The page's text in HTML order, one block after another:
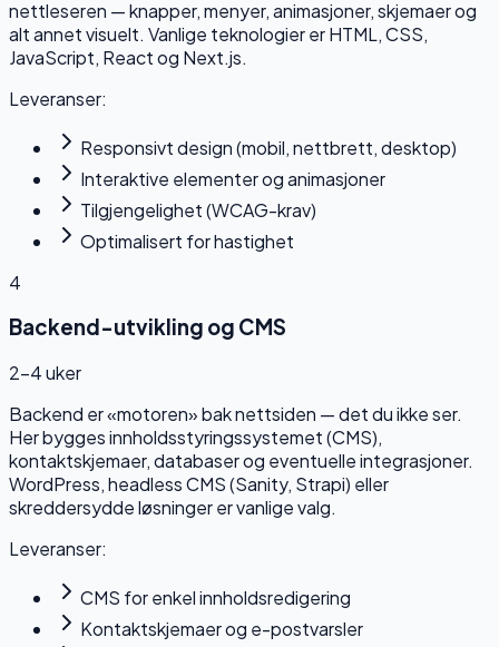
nettleseren — knapper, menyer, animasjoner, skjemaer og
alt annet visuelt. Vanlige teknologier er HTML, CSS,
JavaScript, React og Next.js.
Leveranser:
Responsivt design (mobil, nettbrett, desktop)
Interaktive elementer og animasjoner
Tilgjengelighet (WCAG-krav)
Optimalisert for hastighet
4
Backend-utvikling og CMS
2–4 uker
Backend er «motoren» bak nettsiden — det du ikke ser.
Her bygges innholdsstyringssystemet (CMS),
kontaktskjemaer, databaser og eventuelle integrasjoner.
WordPress, headless CMS (Sanity, Strapi) eller
skreddersydde løsninger er vanlige valg.
Leveranser:
CMS for enkel innholdsredigering
Kontaktskjemaer og e-postvarsler